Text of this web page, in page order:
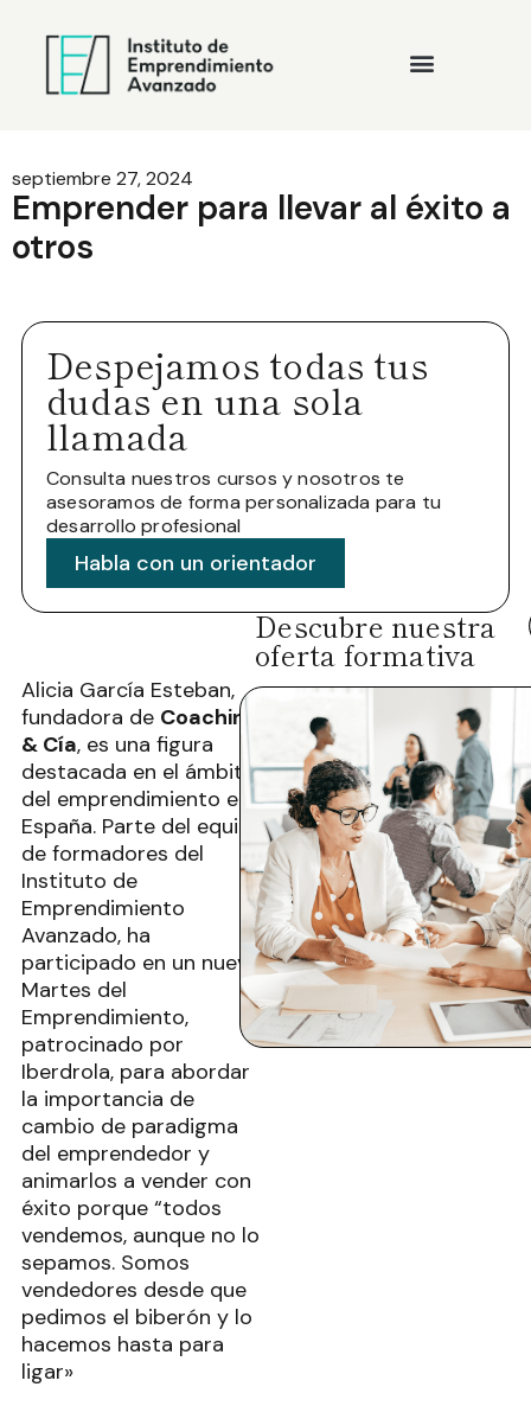
septiembre 27, 2024
Emprender para llevar al éxito a
otros
Despejamos todas tus
dudas en una sola
llamada
Consulta nuestros cursos y nosotros te
asesoramos de forma personalizada para tu
desarrollo profesional
Habla con un orientador
Alicia García Esteban,
fundadora de Coaching
& Cía, es una figura
destacada en el ámbito
del emprendimiento en
España. Parte del equipo
de formadores del
Instituto de
Emprendimiento
Avanzado, ha
participado en un nuevo
Martes del
Emprendimiento,
patrocinado por
Iberdrola, para abordar
la importancia de
cambio de paradigma
del emprendedor y
animarlos a vender con
éxito porque “todos
vendemos, aunque no lo
sepamos. Somos
vendedores desde que
pedimos el biberón y lo
hacemos hasta para
ligar»
Descubre nuestra
oferta formativa